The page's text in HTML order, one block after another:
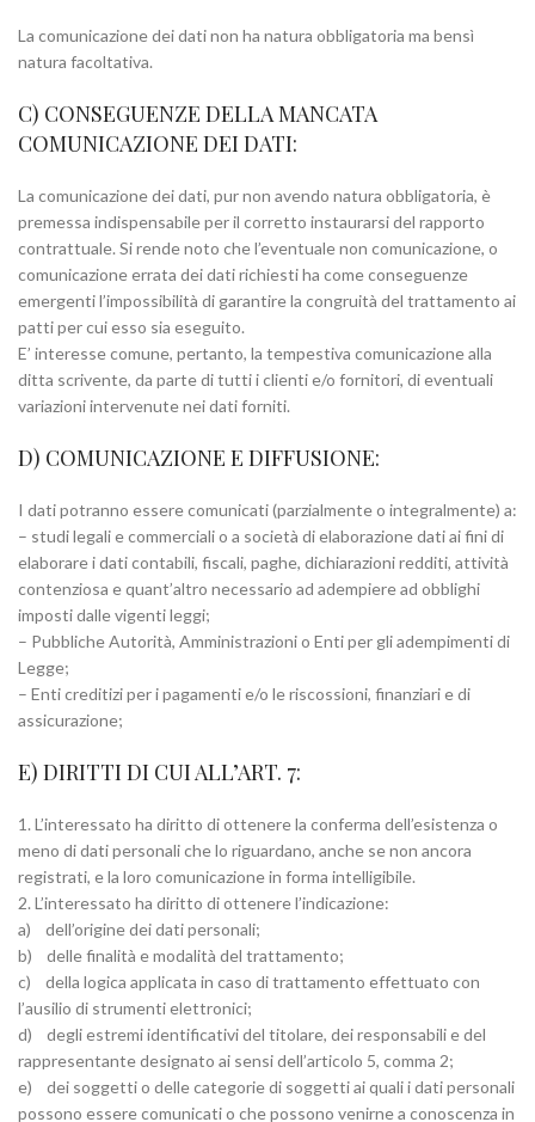
La comunicazione dei dati non ha natura obbligatoria ma bensì
natura facoltativa.
C) CONSEGUENZE DELLA MANCATA
COMUNICAZIONE DEI DATI:
La comunicazione dei dati, pur non avendo natura obbligatoria, è
premessa indispensabile per il corretto instaurarsi del rapporto
contrattuale. Si rende noto che l’eventuale non comunicazione, o
comunicazione errata dei dati richiesti ha come conseguenze
emergenti l’impossibilità di garantire la congruità del trattamento ai
patti per cui esso sia eseguito.
E’ interesse comune, pertanto, la tempestiva comunicazione alla
ditta scrivente, da parte di tutti i clienti e/o fornitori, di eventuali
variazioni intervenute nei dati forniti.
D) COMUNICAZIONE E DIFFUSIONE:
I dati potranno essere comunicati (parzialmente o integralmente) a:
– studi legali e commerciali o a società di elaborazione dati ai fini di
elaborare i dati contabili, fiscali, paghe, dichiarazioni redditi, attività
contenziosa e quant’altro necessario ad adempiere ad obblighi
imposti dalle vigenti leggi;
– Pubbliche Autorità, Amministrazioni o Enti per gli adempimenti di
Legge;
– Enti creditizi per i pagamenti e/o le riscossioni, finanziari e di
assicurazione;
E) DIRITTI DI CUI ALL’ART. 7:
1. L’interessato ha diritto di ottenere la conferma dell’esistenza o
meno di dati personali che lo riguardano, anche se non ancora
registrati, e la loro comunicazione in forma intelligibile.
2. L’interessato ha diritto di ottenere l’indicazione:
a) dell’origine dei dati personali;
b) delle finalità e modalità del trattamento;
c) della logica applicata in caso di trattamento effettuato con
l’ausilio di strumenti elettronici;
d) degli estremi identificativi del titolare, dei responsabili e del
rappresentante designato ai sensi dell’articolo 5, comma 2;
e) dei soggetti o delle categorie di soggetti ai quali i dati personali
possono essere comunicati o che possono venirne a conoscenza in